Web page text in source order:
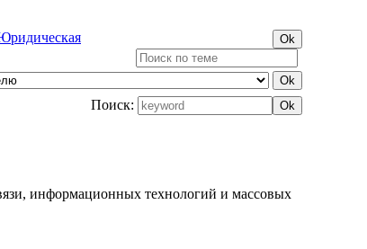
Поиск:
информационных технологий и массовых